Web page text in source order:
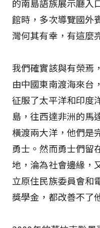
的南島語族展示廳入
館時，多次導覽國外
灣何其有幸，有這麼
我們確實該與有榮焉
由中國東南渡海來台
征服了太平洋和印度
島，往西達非洲的馬
橫渡兩大洋，他們是
勇士。然而勇士們留
地，淪為社會邊緣，
立原住民族委員會和
獎學金，都改善不了